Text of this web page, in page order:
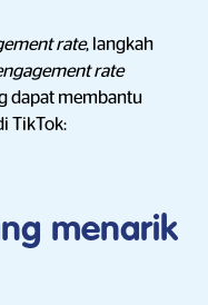
rate, langkah
rate
dapat membantu
TikTok:
menarik